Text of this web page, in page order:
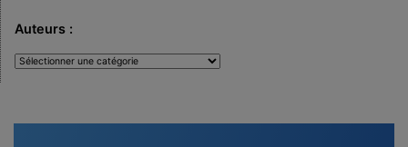
Auteurs :
Auteurs
: